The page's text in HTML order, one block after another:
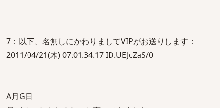
7：以下、名無しにかわりましてVIPがお送りします：
2011/04/21(木) 07:01:34.17 ID:UEJcZaS/0
A月G日